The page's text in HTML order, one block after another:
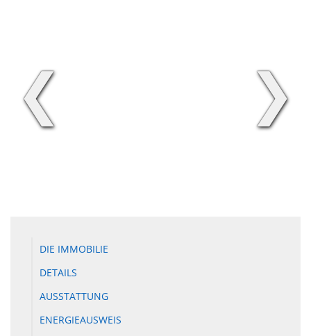
❮ ❯
DIE IMMOBILIE
DETAILS
AUSSTATTUNG
ENERGIEAUSWEIS